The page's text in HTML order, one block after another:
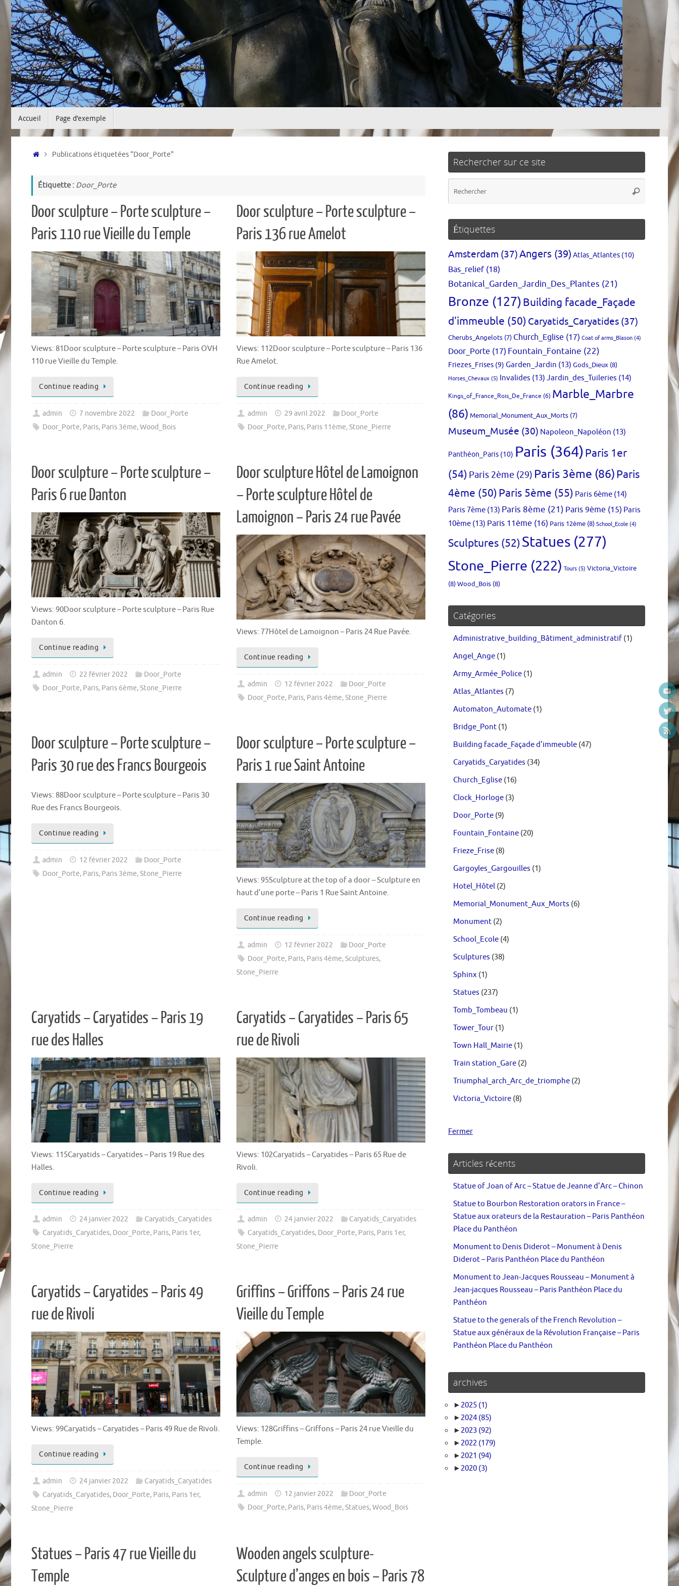
contenu
Accueil Page d’exemple
Accueil
Publications étiquetées "Door_Porte"
Étiquette : Door_Porte
Door sculpture – Porte sculpture –
Paris 110 rue Vieille du Temple
Views: 81Door sculpture – Porte sculpture – Paris OVH
110 rue Vieille du Temple.
Continue reading
admin 7 novembre 2022
Door_Porte
Door_Porte, Paris, Paris 3ème,Wood_Bois
Door sculpture – Porte sculpture –
Paris 136 rue Amelot
Views: 112Door sculpture – Porte sculpture – Paris 136
Rue Amelot.
Continue reading
admin 29 avril 2022
Door_Porte
Door_Porte, Paris, Paris 11ème,Stone_Pierre
Door sculpture – Porte sculpture –
Paris 6 rue Danton
Views: 90Door sculpture – Porte sculpture – Paris Rue
Danton 6.
Continue reading
admin 22 février 2022
Door_Porte
Door_Porte, Paris, Paris 6ème,Stone_Pierre
Door sculpture Hôtel de Lamoignon
– Porte sculpture Hôtel de
Lamoignon – Paris 24 rue Pavée
Views: 77Hôtel de Lamoignon – Paris 24 Rue Pavée.
Continue reading
admin 12 février 2022
Door_Porte
Door_Porte, Paris, Paris 4ème,Stone_Pierre
Door sculpture – Porte sculpture –
Paris 30 rue des Francs Bourgeois
Views: 88Door sculpture – Porte sculpture – Paris 30
Rue des Francs Bourgeois.
Continue reading
admin 12 février 2022
Door_Porte
Door_Porte, Paris, Paris 3ème,Stone_Pierre
Door sculpture – Porte sculpture –
Paris 1 rue Saint Antoine
Views: 95Sculpture at the top of a door – Sculpture en
haut d’une porte – Paris 1 Rue Saint Antoine.
Continue reading
admin 12 février 2022
Door_Porte
Door_Porte, Paris, Paris 4ème,Sculptures,
Stone_Pierre
Caryatids – Caryatides – Paris 19
rue des Halles
Views: 115Caryatids – Caryatides – Paris 19 Rue des
Halles.
Continue reading
admin 24 janvier 2022
Caryatids_Caryatides
Caryatids_Caryatides, Door_Porte, Paris, Paris 1er,
Stone_Pierre
Caryatids – Caryatides – Paris 65
rue de Rivoli
Views: 102Caryatids – Caryatides – Paris 65 Rue de
Rivoli.
Continue reading
admin 24 janvier 2022
Caryatids_Caryatides
Caryatids_Caryatides, Door_Porte, Paris, Paris 1er,
Stone_Pierre
Caryatids – Caryatides – Paris 49
rue de Rivoli
Views: 99Caryatids – Caryatides – Paris 49 Rue de Rivoli.
Continue reading
admin 24 janvier 2022
Caryatids_Caryatides
Caryatids_Caryatides, Door_Porte, Paris, Paris 1er,
Stone_Pierre
Griffins – Griffons – Paris 24 rue
Vieille du Temple
Views: 128Griffins – Griffons – Paris 24 rue Vieille du
Temple.
Continue reading
admin 12 janvier 2022
Door_Porte
Door_Porte, Paris, Paris 4ème,Statues,Wood_Bois
Statues – Paris 47 rue Vieille du
Temple
Wooden angels sculpture-
Sculpture d’anges en bois – Paris 78
Rechercher sur ce site
Rechercher
Étiquettes
Amsterdam (37)Angers (39) Atlas_Atlantes (10)
Bas_relief(18)
Botanical_Garden_Jardin_Des_Plantes (21)
Bronze (127)Building facade_Façade
d'immeuble (50) Caryatids_Caryatides (37)
Cherubs_Angelots (7) Church_Eglise (17) Coat of arms_Blason (4)
Door_Porte (17) Fountain_Fontaine (22)
Friezes_Frises (9) Garden_Jardin (13) Gods_Dieux (8)
Horses_Chevaux (5) Invalides (13) Jardin_des_Tuileries (14)
Kings_of_France_Rois_De_France (6) Marble_Marbre
(86) Memorial_Monument_Aux_Morts (7)
Museum_Musée (30) Napoleon_Napoléon (13)
Panthéon_Paris (10) Paris (364)Paris 1er
(54) Paris 2ème (29) Paris 3ème (86)Paris
4ème (50)Paris 5ème (55) Paris 6ème (14)
Paris 7ème (13) Paris 8ème (21) Paris 9ème (15) Paris
10ème (13) Paris 11ème (16) Paris 12ème (8) School_Ecole (4)
Sculptures (52)Statues (277)
Stone_Pierre (222) Tours (5) Victoria_Victoire
(8)Wood_Bois (8)
Catégories
Administrative_building_Bâtiment_administratif (1)
Angel_Ange (1)
Army_Armée_Police (1)
Atlas_Atlantes (7)
Automaton_Automate (1)
Bridge_Pont (1)
Building facade_Façade d'immeuble (47)
Caryatids_Caryatides (34)
Church_Eglise (16)
Clock_Horloge (3)
Door_Porte (9)
Fountain_Fontaine (20)
Frieze_Frise (8)
Gargoyles_Gargouilles (1)
Hotel_Hôtel (2)
Memorial_Monument_Aux_Morts (6)
Monument (2)
School_Ecole (4)
Sculptures (38)
Sphinx (1)
Statues (237)
Tomb_Tombeau (1)
Tower_Tour (1)
Town Hall_Mairie (1)
Train station_Gare (2)
Triumphal_arch_Arc_de_triomphe (2)
Victoria_Victoire (8)
Fermer
Articles récents
Statue of Joan of Arc – Statue de Jeanne d’Arc – Chinon
Statue to Bourbon Restoration orators in France –
Statue aux orateurs de la Restauration – Paris Panthéon
Place du Panthéon
Monument to Denis Diderot – Monument à Denis
Diderot – Paris Panthéon Place du Panthéon
Monument to Jean-Jacques Rousseau – Monument à
Jean-jacques Rousseau – Paris Panthéon Place du
Panthéon
Statue to the generals of the French Revolution –
Statue aux généraux de la Révolution Française – Paris
Panthéon Place du Panthéon
archives
► 2025 (1)
► 2024 (85)
► 2023 (92)
► 2022 (179)
► 2021 (94)
► 2020 (3)